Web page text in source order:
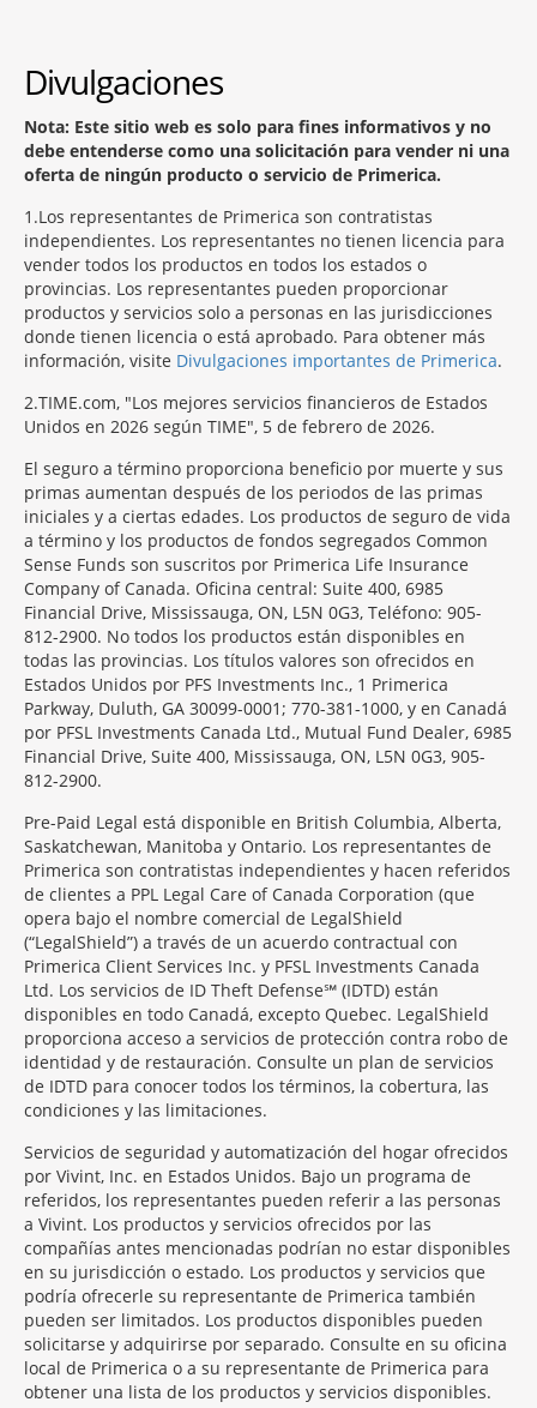
Divulgaciones
Nota: Este sitio web es solo para fines informativos y no
debe entenderse como una solicitación para vender ni una
oferta de ningún producto o servicio de Primerica.
1 Los representantes de Primerica son contratistas
independientes. Los representantes no tienen licencia para
vender todos los productos en todos los estados o
provincias. Los representantes pueden proporcionar
productos y servicios solo a personas en las jurisdicciones
donde tienen licencia o está aprobado. Para obtener más
información, visite Divulgaciones importantes de Primerica.
2 TIME.com, "Los mejores servicios financieros de Estados
Unidos en 2026 según TIME", 5 de febrero de 2026.
El seguro a término proporciona beneficio por muerte y sus
primas aumentan después de los periodos de las primas
iniciales y a ciertas edades. Los productos de seguro de vida
a término y los productos de fondos segregados Common
Sense Funds son suscritos por Primerica Life Insurance
Company of Canada. Oficina central: Suite 400, 6985
Financial Drive, Mississauga, ON, L5N 0G3, Teléfono: 905-
812-2900. No todos los productos están disponibles en
todas las provincias. Los títulos valores son ofrecidos en
Estados Unidos por PFS Investments Inc., 1 Primerica
Parkway, Duluth, GA 30099-0001; 770-381-1000, y en Canadá
por PFSL Investments Canada Ltd., Mutual Fund Dealer, 6985
Financial Drive, Suite 400, Mississauga, ON, L5N 0G3, 905-
812-2900.
Pre-Paid Legal está disponible en British Columbia, Alberta,
Saskatchewan, Manitoba y Ontario. Los representantes de
Primerica son contratistas independientes y hacen referidos
de clientes a PPL Legal Care of Canada Corporation (que
opera bajo el nombre comercial de LegalShield
(“LegalShield”) a través de un acuerdo contractual con
Primerica Client Services Inc. y PFSL Investments Canada
Ltd. Los servicios de ID Theft Defense℠ (IDTD) están
disponibles en todo Canadá, excepto Quebec. LegalShield
proporciona acceso a servicios de protección contra robo de
identidad y de restauración. Consulte un plan de servicios
de IDTD para conocer todos los términos, la cobertura, las
condiciones y las limitaciones.
Servicios de seguridad y automatización del hogar ofrecidos
por Vivint, Inc. en Estados Unidos. Bajo un programa de
referidos, los representantes pueden referir a las personas
a Vivint. Los productos y servicios ofrecidos por las
compañías antes mencionadas podrían no estar disponibles
en su jurisdicción o estado. Los productos y servicios que
podría ofrecerle su representante de Primerica también
pueden ser limitados. Los productos disponibles pueden
solicitarse y adquirirse por separado. Consulte en su oficina
local de Primerica o a su representante de Primerica para
obtener una lista de los productos y servicios disponibles.